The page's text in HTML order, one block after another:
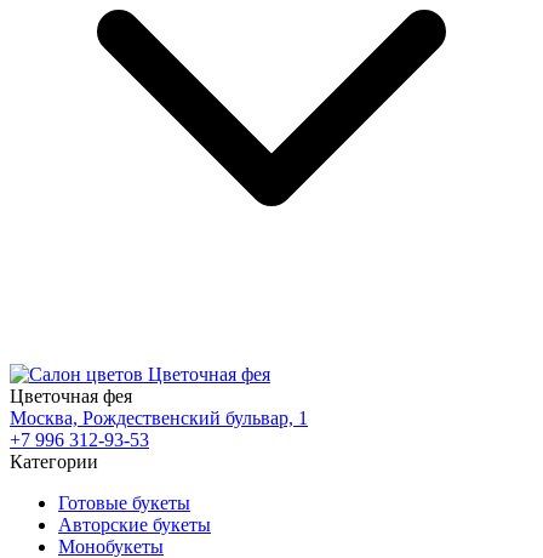
Цветочная фея
Москва, Рождественский бульвар, 1
+7 996 312-93-53
Категории
Готовые букеты
Авторские букеты
Монобукеты